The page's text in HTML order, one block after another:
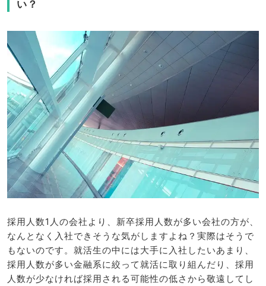
い？
採用人数1人の会社より、新卒採用人数が多い会社の方が、
なんとなく入社できそうな気がしますよね？実際はそうで
もないのです。就活生の中には大手に入社したいあまり、
採用人数が多い金融系に絞って就活に取り組んだり、採用
人数が少なければ採用される可能性の低さから敬遠してし